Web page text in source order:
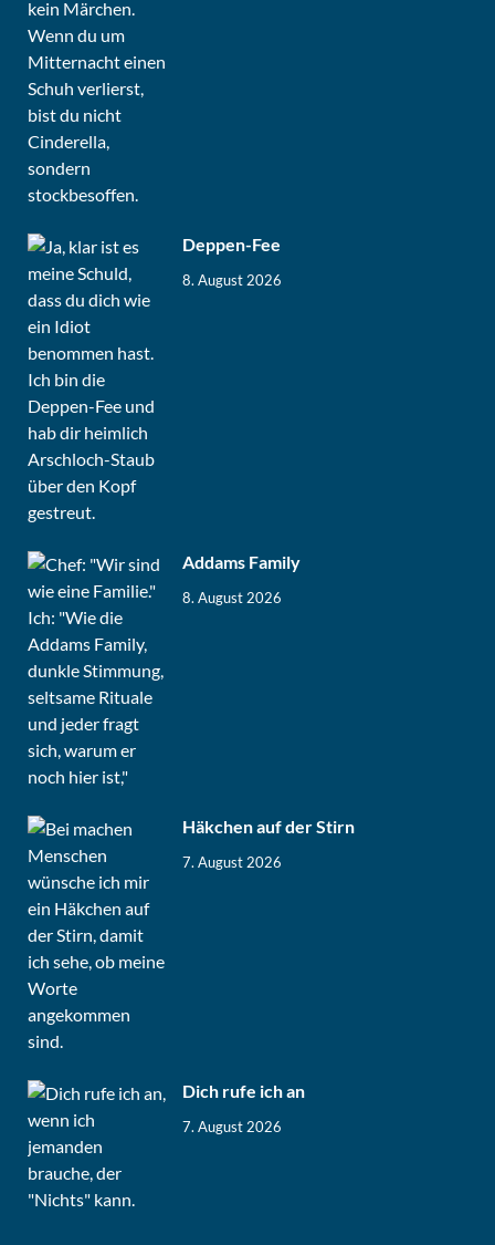
Deppen-Fee
8. August 2026
Addams Family
8. August 2026
Häkchen auf der Stirn
7. August 2026
Dich rufe ich an
7. August 2026